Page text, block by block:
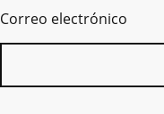
Correo electrónico